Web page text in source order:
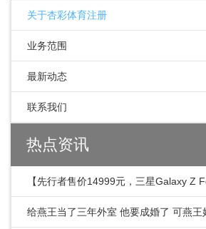
关于杏彩体育注册
业务范围
最新动态
联系我们
热点资讯
【先行者售价14999元，三星Galaxy Z
给燕王当了三年外室 他要成婚了 可燕王